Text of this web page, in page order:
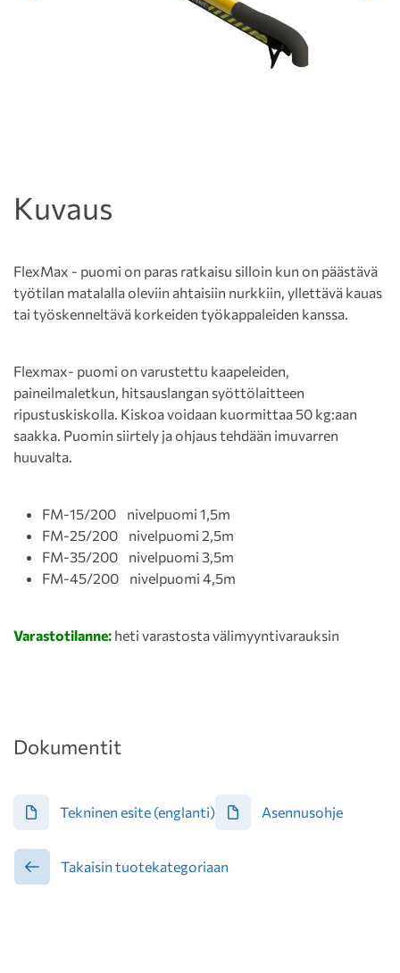
Kuvaus
FlexMax - puomi on paras ratkaisu silloin kun on päästävä
työtilan matalalla oleviin ahtaisiin nurkkiin, yllettävä kauas
tai työskenneltävä korkeiden työkappaleiden kanssa.
Flexmax- puomi on varustettu kaapeleiden,
paineilmaletkun, hitsauslangan syöttölaitteen
ripustuskiskolla. Kiskoa voidaan kuormittaa 50 kg:aan
saakka. Puomin siirtely ja ohjaus tehdään imuvarren
huuvalta.
FM-15/200 nivelpuomi 1,5m
FM-25/200 nivelpuomi 2,5m
FM-35/200 nivelpuomi 3,5m
FM-45/200 nivelpuomi 4,5m
Varastotilanne: heti varastosta välimyyntivarauksin
Dokumentit
Tekninen esite (englanti) Asennusohje
Takaisin tuotekategoriaan